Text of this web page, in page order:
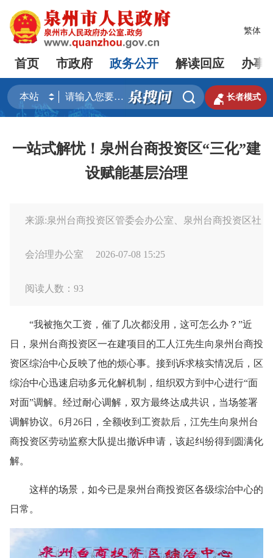
繁体
首页 市政府 政务公开 解读回应 办事
  长者模式
一站式解忧！泉州台商投资区“三化”建
设赋能基层治理
来源:泉州台商投资区管委会办公室、泉州台商投资区社
会治理办公室 2026-07-08 15:25
阅读人数： 93
“我被拖欠工资，催了几次都没用，这可怎么办？”近
日，泉州台商投资区一在建项目的工人江先生向泉州台商投
资区综治中心反映了他的烦心事。接到诉求核实情况后，区
综治中心迅速启动多元化解机制，组织双方到中心进行“面
对面”调解。经过耐心调解，双方最终达成共识，当场签署
调解协议。6月26日，全额收到工资款后，江先生向泉州台
商投资区劳动监察大队提出撤诉申请，该起纠纷得到圆满化
解。
这样的场景，如今已是泉州台商投资区各级综治中心的
日常。